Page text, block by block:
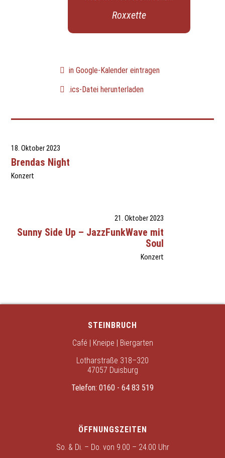
Roxxette
in Google-Kalender eintragen
.ics-Datei herunterladen
18. Oktober 2023
Brendas Night
Konzert
21. Oktober 2023
Sunny Side Up – JazzFunkWave mit
Soul
Konzert
STEINBRUCH
Café | Kneipe | Biergarten
Lotharstraße 318–320
47057 Duisburg
Telefon: 0160 - 64 83 519
ÖFFNUNGSZEITEN
So. & Di. – Do. von 9.00 – 24.00 Uhr